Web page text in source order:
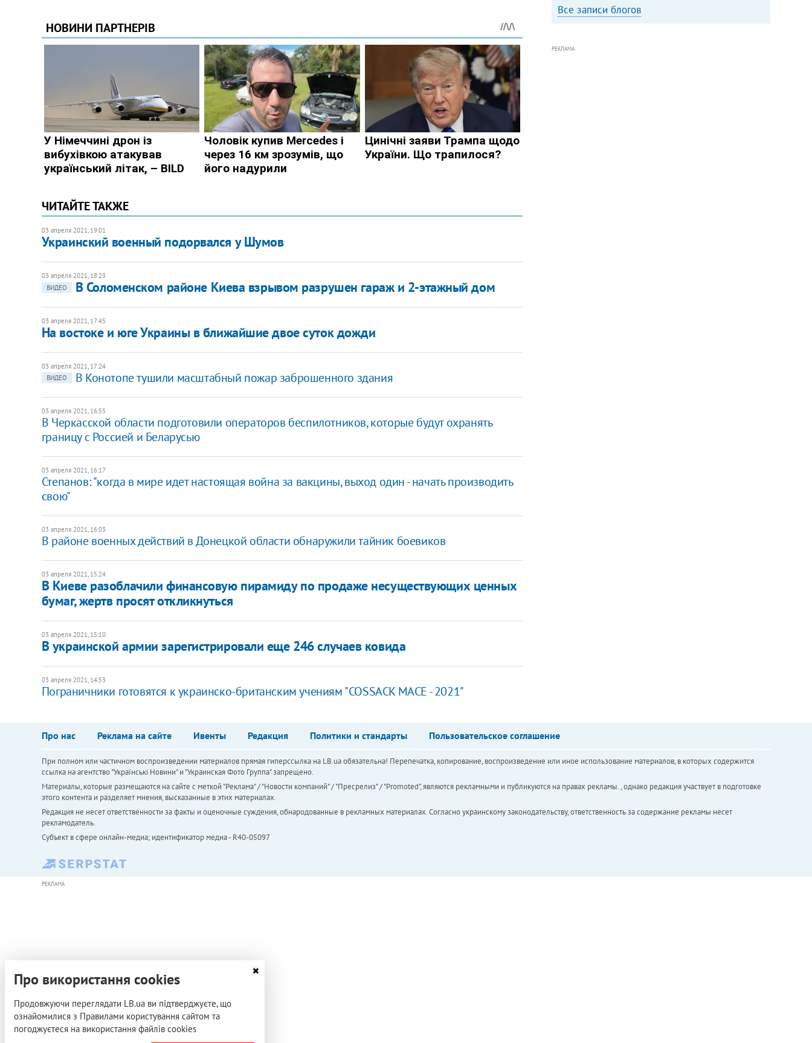
ЧИТАЙТЕ ТАКЖЕ
03 апреля 2021, 19:01
Украинский военный подорвался у Шумов
03 апреля 2021, 18:23
ВИДЕО
В Соломенском районе Киева взрывом разрушен гараж и 2-этажный дом
03 апреля 2021, 17:45
На востоке и юге Украины в ближайшие двое суток дожди
03 апреля 2021, 17:24
ВИДЕО
В Конотопе тушили масштабный пожар заброшенного здания
03 апреля 2021, 16:55
В Черкасской области подготовили операторов беспилотников, которые будут охранять
границу с Россией и Беларусью
03 апреля 2021, 16:17
Степанов: "когда в мире идет настоящая война за вакцины, выход один - начать производить
свою"
03 апреля 2021, 16:03
В районе военных действий в Донецкой области обнаружили тайник боевиков
03 апреля 2021, 15:24
В Киеве разоблачили финансовую пирамиду по продаже несуществующих ценных
бумаг, жертв просят откликнуться
03 апреля 2021, 15:10
В украинской армии зарегистрировали еще 246 случаев ковида
03 апреля 2021, 14:53
Пограничники готовятся к украинско-британским учениям "COSSACK MACE - 2021"
Все записи блогов
РЕКЛАМА
Про нас Реклама на сайте Ивенты Редакция Политики и стандарты Пользовательское соглашение
При полном или частичном воспроизведении материалов прямая гиперссылка на LB.ua обязательна! Перепечатка, копирование, воспроизведение или иное использование материалов, в которых содержится
ссылка на агентство "Українськi Новини" и "Украинская Фото Группа" запрещено.
Материалы, которые размещаются на сайте с меткой "Реклама" / "Новости компаний" / "Пресрелиз" / "Promoted", являются рекламными и публикуются на правах рекламы. , однако редакция участвует в подготовке
этого контента и разделяет мнения, высказанные в этих материалах.
Редакция не несет ответственности за факты и оценочные суждения, обнародованные в рекламных материалах. Согласно украинскому законодательству, ответственность за содержание рекламы несет
рекламодатель.
Субъект в сфере онлайн-медиа; идентификатор медиа - R40-05097
РЕКЛАМА
Про використання cookies
Продовжуючи переглядати LB.ua ви підтверджуєте, що
ознайомилися з Правилами користування сайтом та
погоджуєтеся на використання файлів cookies